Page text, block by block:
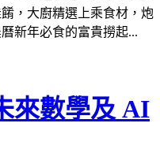
，大廚精選上乘食材，炮
新年必食的富貴撈起...
來數學及 AI